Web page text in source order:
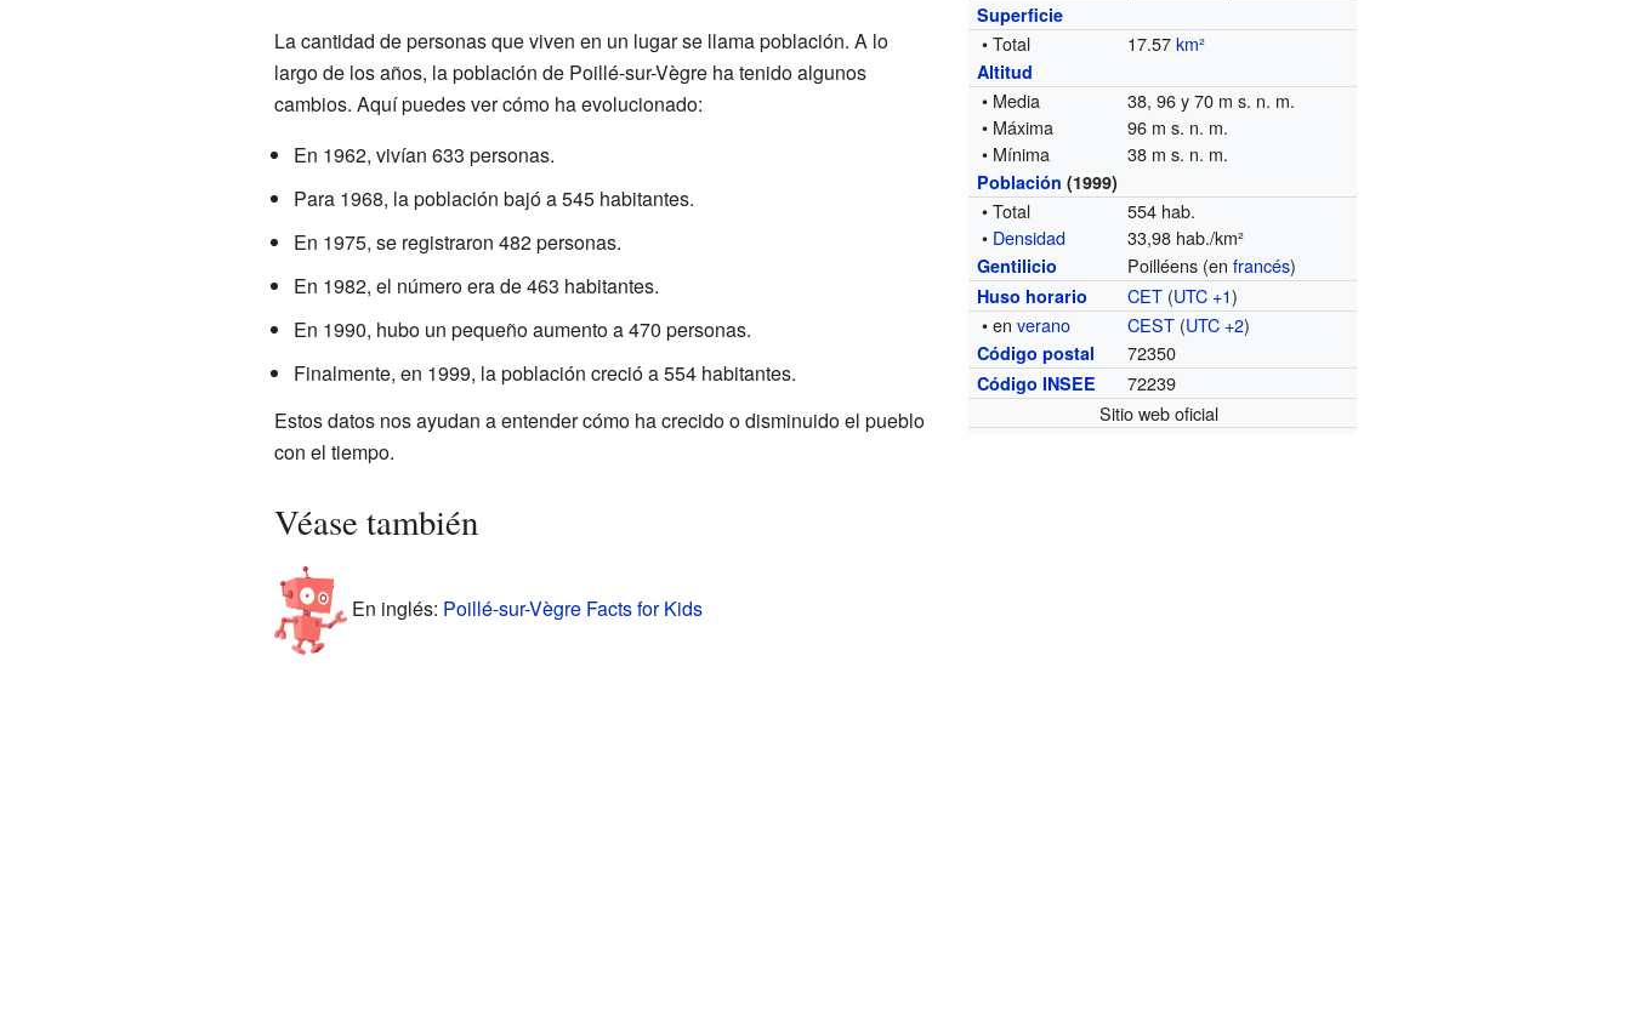
Superficie
• Total 17.57km²
Altitud
• Media
38, 96 y 70 m s. n. m.
• Máxima
96 m s. n. m.
• Mínima
38 m s. n. m.
Población (1999)
• Total
554 hab.
• Densidad 33,98 hab./km²
Gentilicio Poilléens (enfrancés)
Huso horario CET (UTC +1)
• enverano CEST (UTC +2)
Código postal 72350
Código INSEE
72239
Sitio web oficial
La cantidad de personas que viven en un lugar se llama población. A lo
largo de los años, la población de Poillé-sur-Vègre ha tenido algunos
cambios. Aquí puedes ver cómo ha evolucionado:
En 1962, vivían 633 personas.
Para 1968, la población bajó a 545 habitantes.
En 1975, se registraron 482 personas.
En 1982, el número era de 463 habitantes.
En 1990, hubo un pequeño aumento a 470 personas.
Finalmente, en 1999, la población creció a 554 habitantes.
Estos datos nos ayudan a entender cómo ha crecido o disminuido el pueblo
con el tiempo.
Véase también
En inglés: Poillé-sur-Vègre Facts for Kids